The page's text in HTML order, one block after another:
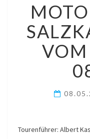
Tourenführer: Albert